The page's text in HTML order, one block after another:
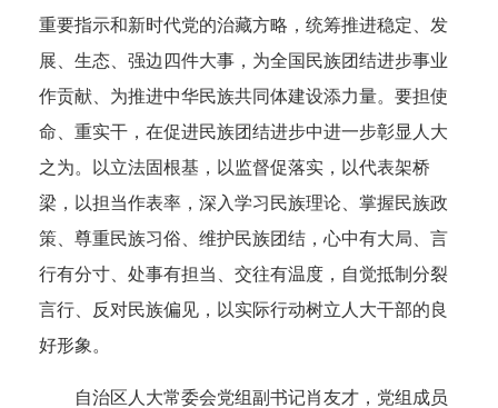
重要指示和新时代党的治藏方略，统筹推进稳定、发
展、生态、强边四件大事，为全国民族团结进步事业
作贡献、为推进中华民族共同体建设添力量。要担使
命、重实干，在促进民族团结进步中进一步彰显人大
之为。以立法固根基，以监督促落实，以代表架桥
梁，以担当作表率，深入学习民族理论、掌握民族政
策、尊重民族习俗、维护民族团结，心中有大局、言
行有分寸、处事有担当、交往有温度，自觉抵制分裂
言行、反对民族偏见，以实际行动树立人大干部的良
好形象。
自治区人大常委会党组副书记肖友才，党组成员